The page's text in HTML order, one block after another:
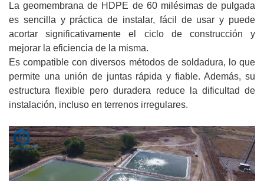
La geomembrana de HDPE de 60 milésimas de pulgada
es sencilla y práctica de instalar, fácil de usar y puede
acortar significativamente el ciclo de construcción y
mejorar la eficiencia de la misma.
Es compatible con diversos métodos de soldadura, lo que
permite una unión de juntas rápida y fiable. Además, su
estructura flexible pero duradera reduce la dificultad de
instalación, incluso en terrenos irregulares.